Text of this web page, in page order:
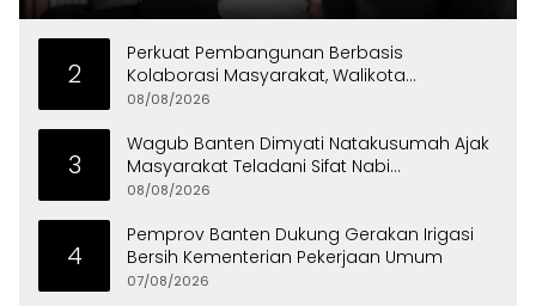
2
Perkuat Pembangunan Berbasis
Kolaborasi Masyarakat, Walikota
Tangerang Raih LPM Award 2026
08/08/2026
3
Wagub Banten Dimyati Natakusumah Ajak
Masyarakat Teladani Sifat Nabi
Muhammad
08/08/2026
4
Pemprov Banten Dukung Gerakan Irigasi
Bersih Kementerian Pekerjaan Umum
07/08/2026